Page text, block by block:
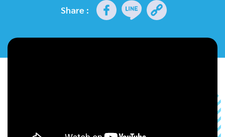
รายการย้อนหลังShare :